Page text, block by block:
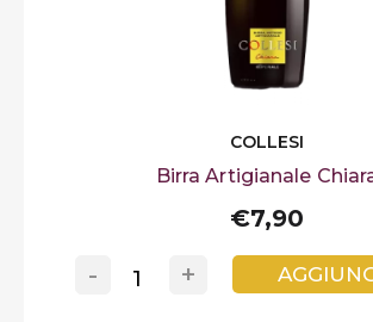
COLLESI
Birra Artigianale
€7,90
+
-